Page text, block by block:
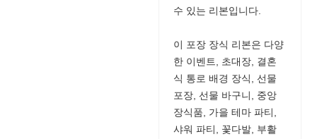
수 있는 리본입니다.
이 포장 장식 리본은 다양
한 이벤트, 초대장, 결혼
식 통로 배경 장식, 선물
포장, 선물 바구니, 중앙
장식품, 가을 테마 파티,
샤워 파티, 꽃다발, 부활